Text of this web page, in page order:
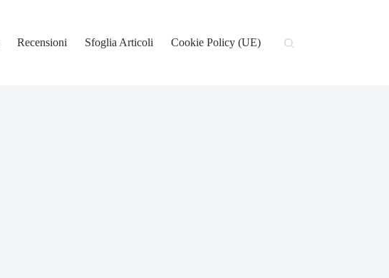
Recensioni Sfoglia Articoli Cookie Policy (UE)